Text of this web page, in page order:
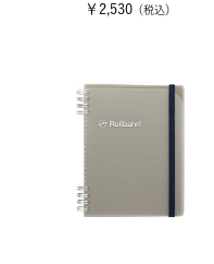
￥2,530（税込）